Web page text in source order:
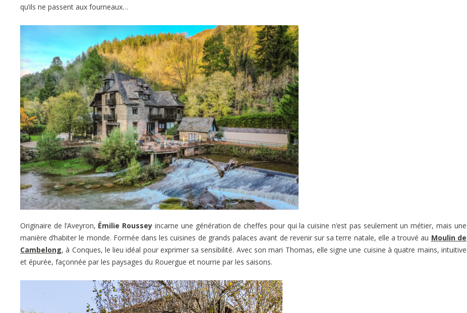
qu’ils ne passent aux fourneaux…
Originaire de l’Aveyron, Émilie Roussey incarne une génération de cheffes pour qui la cuisine n’est pas seulement un métier, mais une
manière d’habiter le monde. Formée dans les cuisines de grands palaces avant de revenir sur sa terre natale, elle a trouvé au Moulin de
Cambelong, à Conques, le lieu idéal pour exprimer sa sensibilité. Avec son mari Thomas, elle signe une cuisine à quatre mains, intuitive
et épurée, façonnée par les paysages du Rouergue et nourrie par les saisons.